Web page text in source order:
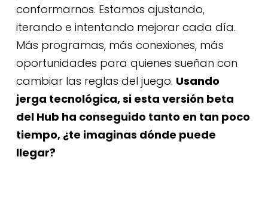
conformarnos. Estamos ajustando,
iterando e intentando mejorar cada día.
Más programas, más conexiones, más
oportunidades para quienes sueñan con
cambiar las reglas del juego. Usando
jerga tecnológica, si esta versión beta
del Hub ha conseguido tanto en tan poco
tiempo, ¿te imaginas dónde puede
llegar?